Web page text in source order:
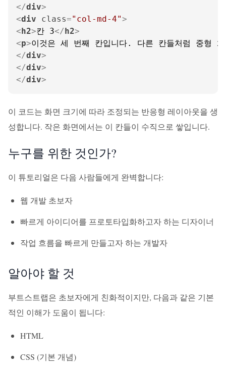
</div>
<div class="col-md-4">
<h2>칸 3</h2>
<p>이것은 세 번째 칸입니다. 다른 칸들처럼 중형
</div>
</div>
</div>
이 코드는 화면 크기에 따라 조정되는 반응형 레이아웃을 생
성합니다. 작은 화면에서는 이 칸들이 수직으로 쌓입니다.
누구를 위한 것인가?
이 튜토리얼은 다음 사람들에게 완벽합니다:
웹 개발 초보자
빠르게 아이디어를 프로토타입화하고자 하는 디자이너
작업 흐름을 빠르게 만들고자 하는 개발자
알아야 할 것
부트스트랩은 초보자에게 친화적이지만, 다음과 같은 기본
적인 이해가 도움이 됩니다:
HTML
CSS (기본 개념)